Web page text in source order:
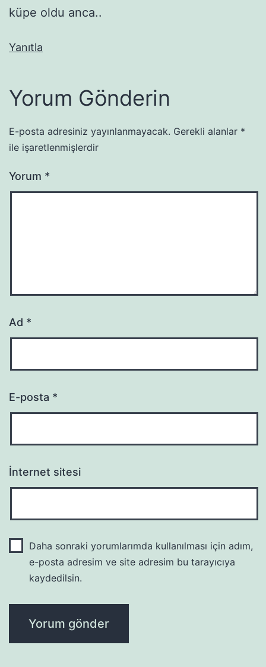
küpe oldu anca..
Yanıtla
Yorum Gönderin
E-posta adresiniz yayınlanmayacak. Gerekli alanlar *
ile işaretlenmişlerdir
Yorum *
Ad *
E-posta *
İnternet sitesi
Daha sonraki yorumlarımda kullanılması için adım,
e-posta adresim ve site adresim bu tarayıcıya
kaydedilsin.